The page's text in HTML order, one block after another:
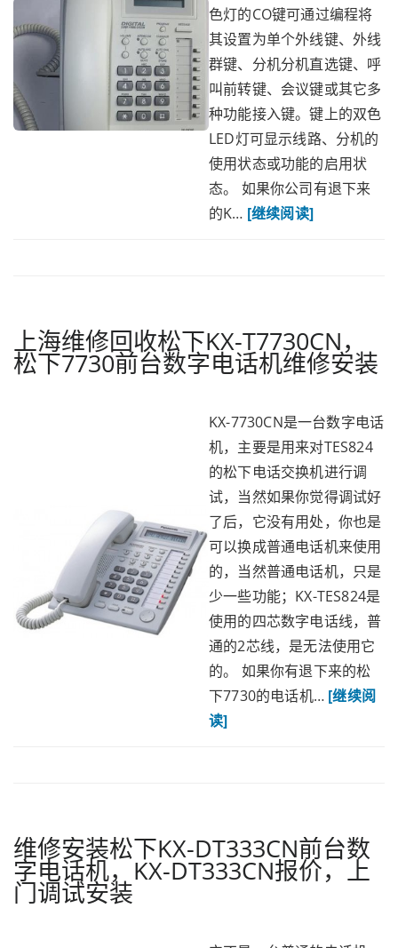
色灯的CO键可通过编程将
其设置为单个外线键、外线
群键、分机分机直选键、呼
叫前转键、会议键或其它多
种功能接入键。键上的双色
LED灯可显示线路、分机的
使用状态或功能的启用状
态。 如果你公司有退下来
的K… [继续阅读]
上海维修回收松下KX-T7730CN，
松下7730前台数字电话机维修安装
KX-7730CN是一台数字电话
机，主要是用来对TES824
的松下电话交换机进行调
试，当然如果你觉得调试好
了后，它没有用处，你也是
可以换成普通电话机来使用
的，当然普通电话机，只是
少一些功能；KX-TES824是
使用的四芯数字电话线，普
通的2芯线，是无法使用它
的。 如果你有退下来的松
下7730的电话机… [继续阅
读]
维修安装松下KX-DT333CN前台数
字电话机，KX-DT333CN报价，上
门调试安装